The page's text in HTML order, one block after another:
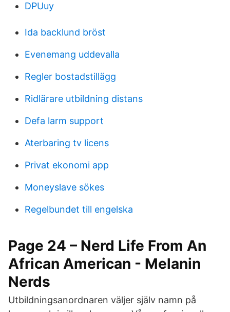
DPUuy
Ida backlund bröst
Evenemang uddevalla
Regler bostadstillägg
Ridlärare utbildning distans
Defa larm support
Aterbaring tv licens
Privat ekonomi app
Moneyslave sökes
Regelbundet till engelska
Page 24 – Nerd Life From An
African American - Melanin
Nerds
Utbildningsanordnaren väljer själv namn på